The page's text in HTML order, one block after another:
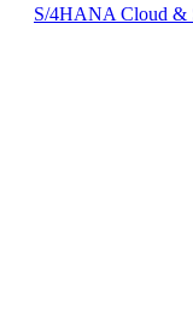
S/4HANA Cloud &